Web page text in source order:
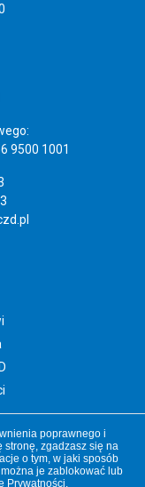
9500 1001
poprawnego i
stronę, zgadzasz się na
o tym, w jaki sposób
je zablokować lub
Prywatności.